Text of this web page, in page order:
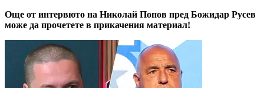
Още от интервюто на Николай Попов пред Божидар Русев
може да прочетете в прикачения материал!